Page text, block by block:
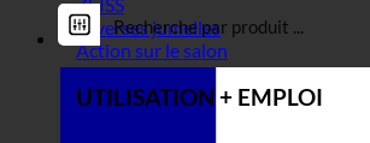
ZEISS
Diverses jumelles
Action sur le salon
UTILISATION + EMPLOI